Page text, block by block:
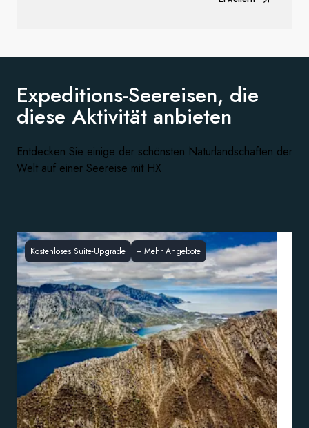
Expeditions-Seereisen, die
diese Aktivität anbieten
Entdecken Sie einige der schönsten Naturlandschaften der
Welt auf einer Seereise mit HX
Kostenloses Suite-Upgrade + Mehr Angebote